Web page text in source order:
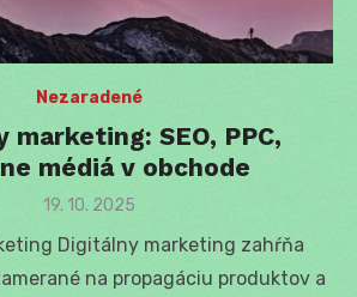
Nezaradené
marketing: SEO, PPC,
médiá v obchode
Posted
19. 10. 2025
Digitálny marketing zahŕňa
na propagáciu produktov a